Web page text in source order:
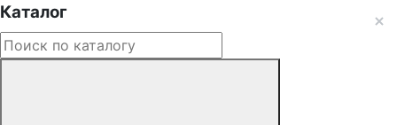
Каталог